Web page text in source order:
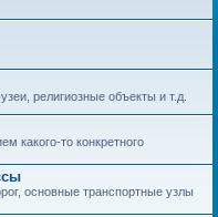
религиозные объекты и т.д.
какого-то конкретного
основные транспортные узлы